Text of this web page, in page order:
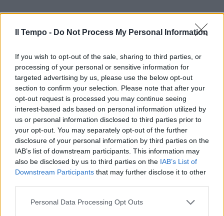
Il Tempo - Do Not Process My Personal Information
If you wish to opt-out of the sale, sharing to third parties, or
processing of your personal or sensitive information for
targeted advertising by us, please use the below opt-out
section to confirm your selection. Please note that after your
opt-out request is processed you may continue seeing
interest-based ads based on personal information utilized by
us or personal information disclosed to third parties prior to
your opt-out. You may separately opt-out of the further
disclosure of your personal information by third parties on the
IAB’s list of downstream participants. This information may
also be disclosed by us to third parties on the IAB’s List of
Downstream Participants that may further disclose it to other
Personal Data Processing Opt Outs